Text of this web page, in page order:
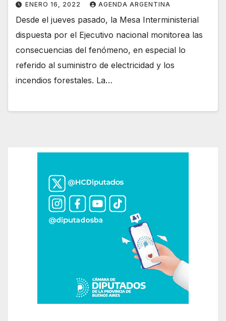
ENERO 16, 2022 AGENDA ARGENTINA
Desde el jueves pasado, la Mesa Interministerial
dispuesta por el Ejecutivo nacional monitorea las
consecuencias del fenómeno, en especial lo
referido al suministro de electricidad y los
incendios forestales. La…